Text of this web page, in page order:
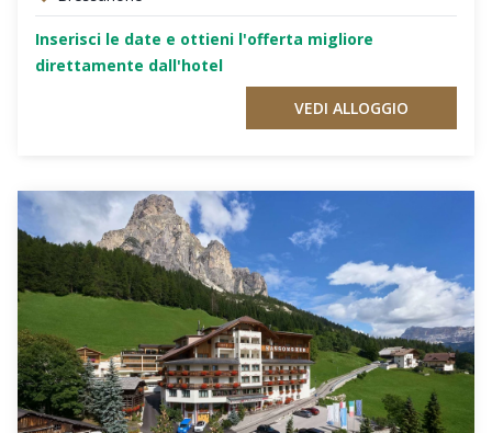
Inserisci le date e ottieni l'offerta migliore
direttamente dall'hotel
VEDI ALLOGGIO